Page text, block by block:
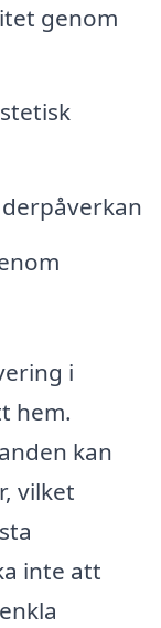
genom
i
hem.
kan
vilket
inte att